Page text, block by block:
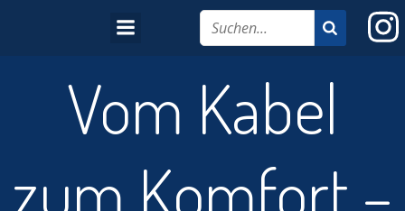
Vom Kabel
zum Komfort –